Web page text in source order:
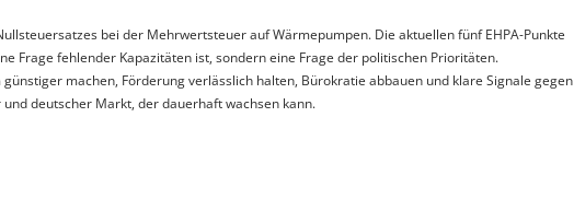
bei der Mehrwertsteuer auf Wärmepumpen. Die aktuellen fünf EHPA-Punkte
Frage fehlender Kapazitäten ist, sondern eine Frage der politischen Prioritäten.
machen, Förderung verlässlich halten, Bürokratie abbauen und klare Signale gegen
deutscher Markt, der dauerhaft wachsen kann.